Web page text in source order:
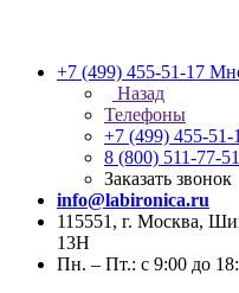
+7 (499) 455-51-17
Назад
Телефоны
+7 (499) 455-51-
8 (800) 511-77-51
Заказать звонок
info@labironica.ru
115551, г. Москва,
13Н
Пн. – Пт.: с 9:00 до